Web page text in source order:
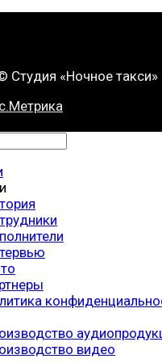
Студия «Ночное такси»
видео